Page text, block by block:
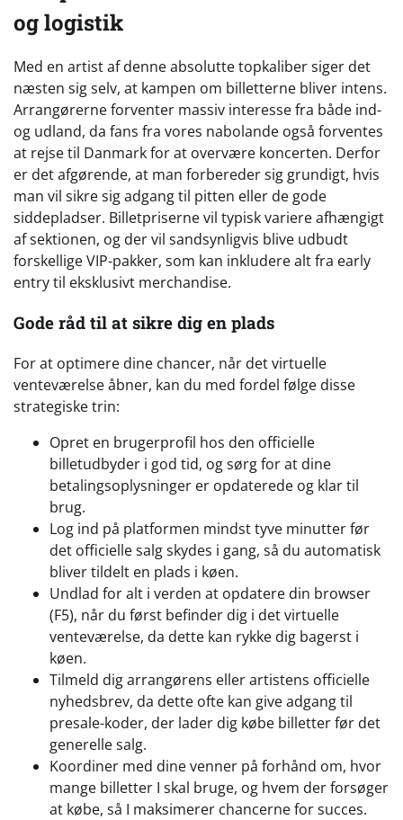
og logistik
Med en artist af denne absolutte topkaliber siger det
næsten sig selv, at kampen om billetterne bliver intens.
Arrangørerne forventer massiv interesse fra både ind-
og udland, da fans fra vores nabolande også forventes
at rejse til Danmark for at overvære koncerten. Derfor
er det afgørende, at man forbereder sig grundigt, hvis
man vil sikre sig adgang til pitten eller de gode
siddepladser. Billetpriserne vil typisk variere afhængigt
af sektionen, og der vil sandsynligvis blive udbudt
forskellige VIP-pakker, som kan inkludere alt fra early
entry til eksklusivt merchandise.
Gode råd til at sikre dig en plads
For at optimere dine chancer, når det virtuelle
venteværelse åbner, kan du med fordel følge disse
strategiske trin:
Opret en brugerprofil hos den officielle
billetudbyder i god tid, og sørg for at dine
betalingsoplysninger er opdaterede og klar til
brug.
Log ind på platformen mindst tyve minutter før
det officielle salg skydes i gang, så du automatisk
bliver tildelt en plads i køen.
Undlad for alt i verden at opdatere din browser
(F5), når du først befinder dig i det virtuelle
venteværelse, da dette kan rykke dig bagerst i
køen.
Tilmeld dig arrangørens eller artistens officielle
nyhedsbrev, da dette ofte kan give adgang til
presale-koder, der lader dig købe billetter før det
generelle salg.
Koordiner med dine venner på forhånd om, hvor
mange billetter I skal bruge, og hvem der forsøger
at købe, så I maksimerer chancerne for succes.